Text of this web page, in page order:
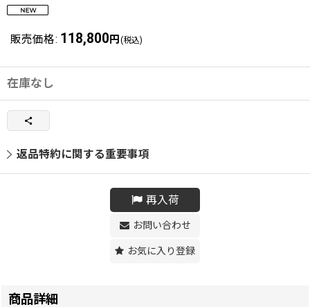
販売価格: 118,800 円 (税込)
在庫なし
返品特約に関する重要事項
再入荷
お問い合わせ
お気に入り登録
商品詳細